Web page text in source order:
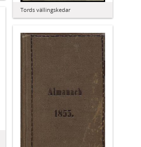
Tords vällingskedar